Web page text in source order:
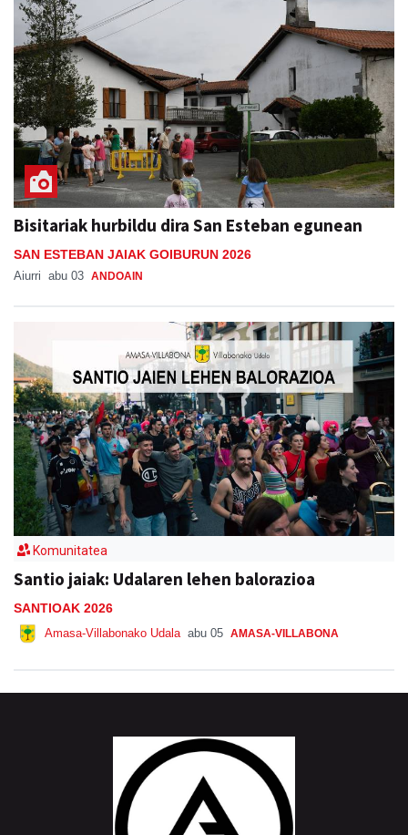
Bisitariak hurbildu dira San Esteban egunean
SAN ESTEBAN JAIAK GOIBURUN 2026
Aiurri abu 03 ANDOAIN
Komunitatea
Santio jaiak: Udalaren lehen balorazioa
SANTIOAK 2026
Amasa-Villabonako Udala abu 05 AMASA-VILLABONA